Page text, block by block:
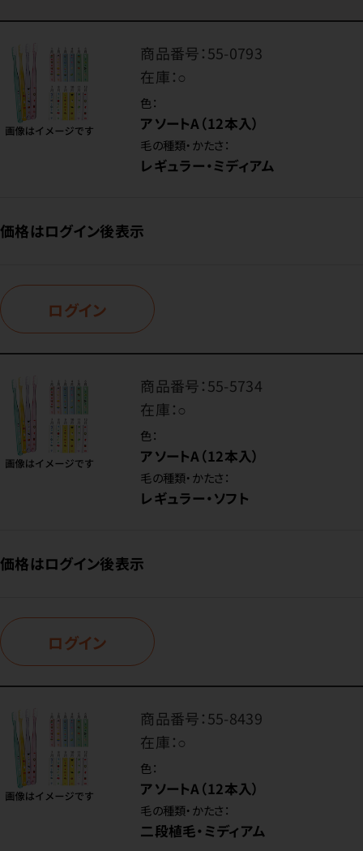
商品番号：55-0793
在庫：○
色：
アソートA（12本入）
毛の種類・かたさ：
レギュラー・ミディアム
価格はログイン後表示
ログイン
商品番号：55-5734
在庫：○
色：
アソートA（12本入）
毛の種類・かたさ：
レギュラー・ソフト
価格はログイン後表示
ログイン
商品番号：55-8439
在庫：○
色：
アソートA（12本入）
毛の種類・かたさ：
二段植毛・ミディアム